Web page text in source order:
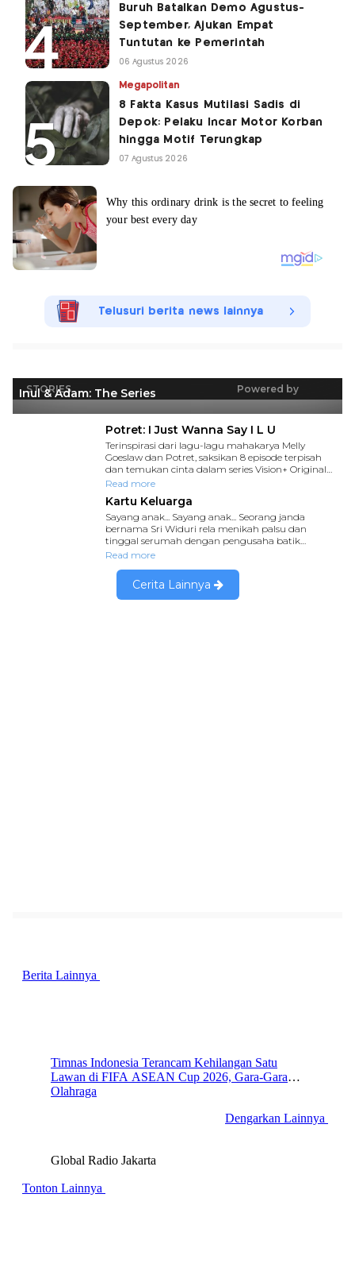
Buruh Batalkan Demo Agustus-
September, Ajukan Empat
Tuntutan ke Pemerintah
06 Agustus 2026
Megapolitan
8 Fakta Kasus Mutilasi Sadis di
Depok: Pelaku Incar Motor Korban
hingga Motif Terungkap
07 Agustus 2026
Telusuri berita news lainnya